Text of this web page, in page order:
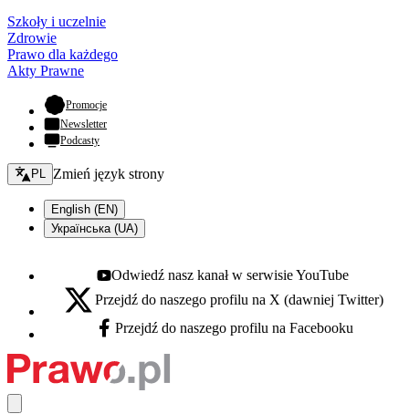
Szkoły i uczelnie
Zdrowie
Prawo dla każdego
Akty Prawne
Promocje- otwiera się w nowej karcie
Newsletter
Podcasty
Zmień język - bieżący:
PL Zmień język strony
English (EN)
Українська (UA)
Youtube - otwiera się w nowej karcie
Odwiedź nasz kanał w serwisie YouTube
X - otwiera się w nowej karcie
Przejdź do naszego profilu na X (dawniej Twitter)
Facebook - otwiera się w nowej karcie
Przejdź do naszego profilu na Facebooku